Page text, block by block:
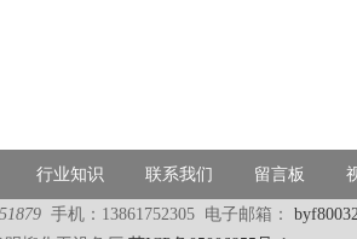
行业知识 联系我们 留言板
手机：13861752305 电子邮箱：